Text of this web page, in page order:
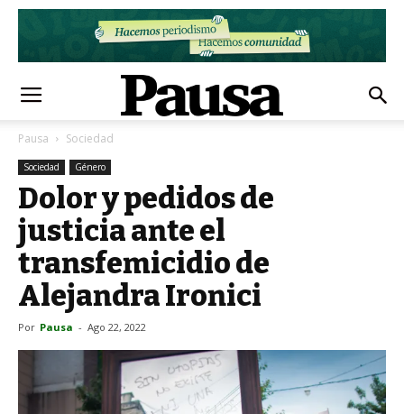
Pausa Sociedad
Sociedad Género
Dolor y pedidos de
justicia ante el
transfemicidio de
Alejandra Ironici
Por Pausa - Ago 22, 2022